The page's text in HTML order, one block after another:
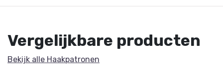
Vergelijkbare producten
Bekijk alle Haakpatronen